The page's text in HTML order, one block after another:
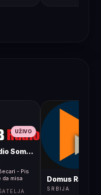
UŽIVO
Sombor
- Pis
da misa
Domus Radio
SRBIJA